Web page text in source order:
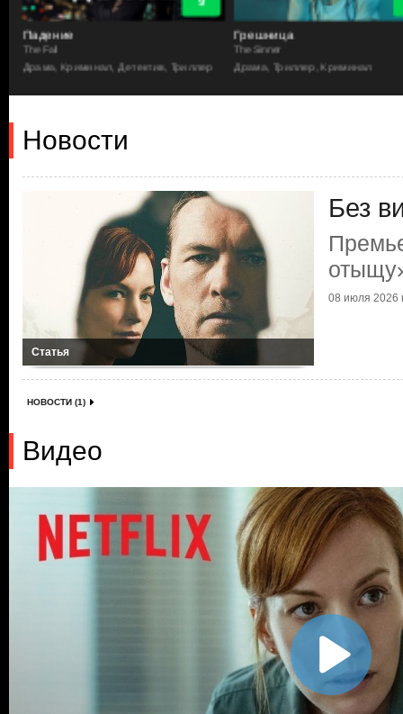
Грешница
The Sinner
Драма, Триллер, Криминал
Омут
Safe
Триллер, Мистика, Криминал,
Новости
Статья
Без
08 июля 2026
НОВОСТИ (1)
Видео